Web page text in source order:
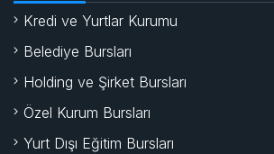
Kredi ve Yurtlar Kurumu
Belediye Bursları
Holding ve Şirket Bursları
Özel Kurum Bursları
Yurt Dışı Eğitim Bursları